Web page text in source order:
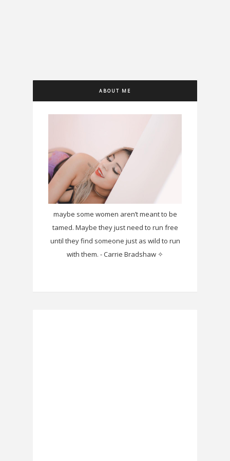
ABOUT ME
maybe some women aren’t meant to be
tamed. Maybe they just need to run free
until they find someone just as wild to run
with them. - Carrie Bradshaw ✧